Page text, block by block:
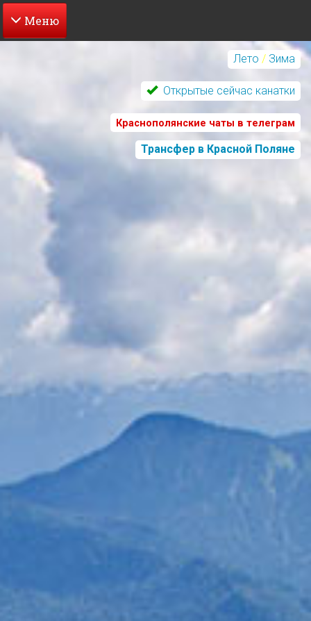
Перейти
Лето / Зима
Открытые сейчас канатки
Краснополянские чаты в телеграм
Трансфер в Красной Поляне